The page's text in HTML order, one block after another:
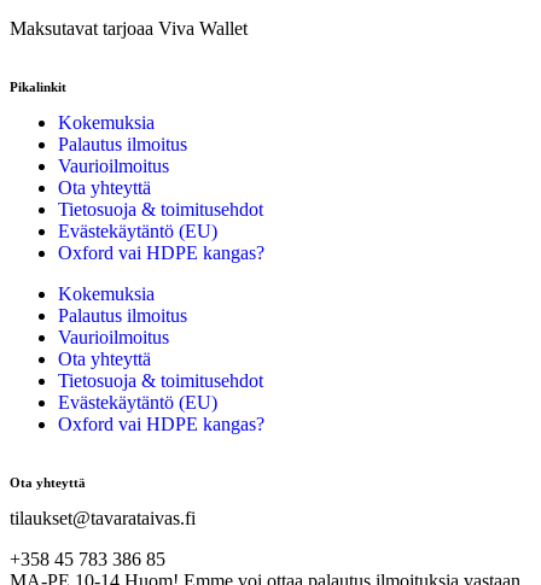
Maksutavat tarjoaa Viva Wallet
Pikalinkit
Kokemuksia
Palautus ilmoitus
Vaurioilmoitus
Ota yhteyttä
Tietosuoja & toimitusehdot
Evästekäytäntö (EU)
Oxford vai HDPE kangas?
Kokemuksia
Palautus ilmoitus
Vaurioilmoitus
Ota yhteyttä
Tietosuoja & toimitusehdot
Evästekäytäntö (EU)
Oxford vai HDPE kangas?
Ota yhteyttä
tilaukset@tavarataivas.fi
+358 45 783 386 85